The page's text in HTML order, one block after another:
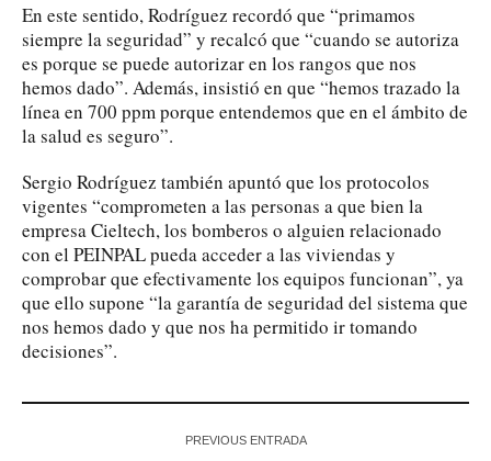
En este sentido, Rodríguez recordó que “primamos
siempre la seguridad” y recalcó que “cuando se autoriza
es porque se puede autorizar en los rangos que nos
hemos dado”. Además, insistió en que “hemos trazado la
línea en 700 ppm porque entendemos que en el ámbito de
la salud es seguro”.
Sergio Rodríguez también apuntó que los protocolos
vigentes “comprometen a las personas a que bien la
empresa Cieltech, los bomberos o alguien relacionado
con el PEINPAL pueda acceder a las viviendas y
comprobar que efectivamente los equipos funcionan”, ya
que ello supone “la garantía de seguridad del sistema que
nos hemos dado y que nos ha permitido ir tomando
decisiones”.
PREVIOUS ENTRADA